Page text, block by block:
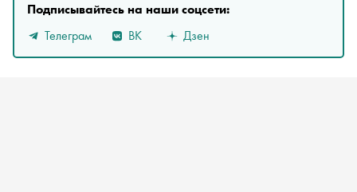
Подписывайтесь на наши соцсети:
Телеграм
ВК Дзен